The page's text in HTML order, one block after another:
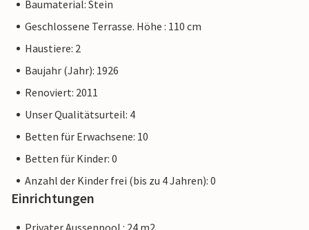
Baumaterial: Stein
Geschlossene Terrasse. Höhe : 110 cm
Haustiere: 2
Baujahr (Jahr): 1926
Renoviert: 2011
Unser Qualitätsurteil: 4
Betten für Erwachsene: 10
Betten für Kinder: 0
Anzahl der Kinder frei (bis zu 4 Jahren): 0
Einrichtungen